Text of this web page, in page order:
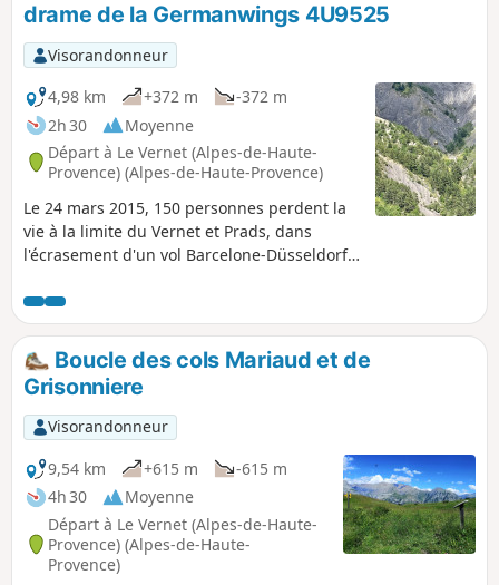
drame de la Germanwings 4U9525
Visorandonneur
4,98 km
+372 m
-372 m
2h 30
Moyenne
Départ à Le Vernet (Alpes-de-Haute-
Provence) (Alpes-de-Haute-Provence)
Le 24 mars 2015, 150 personnes perdent la
vie à la limite du Vernet et Prads, dans
l'écrasement d'un vol Barcelone-Düsseldorf.
vous conduira à proximité du lieu de la
catastrophe, où vous pourrez vous recueillir
en contemplant le mémorial qui a été placé
à l'endroit même de l'impact.
Boucle des cols Mariaud et de
Grisonniere
Visorandonneur
9,54 km
+615 m
-615 m
4h 30
Moyenne
Départ à Le Vernet (Alpes-de-Haute-
Provence) (Alpes-de-Haute-
Provence)